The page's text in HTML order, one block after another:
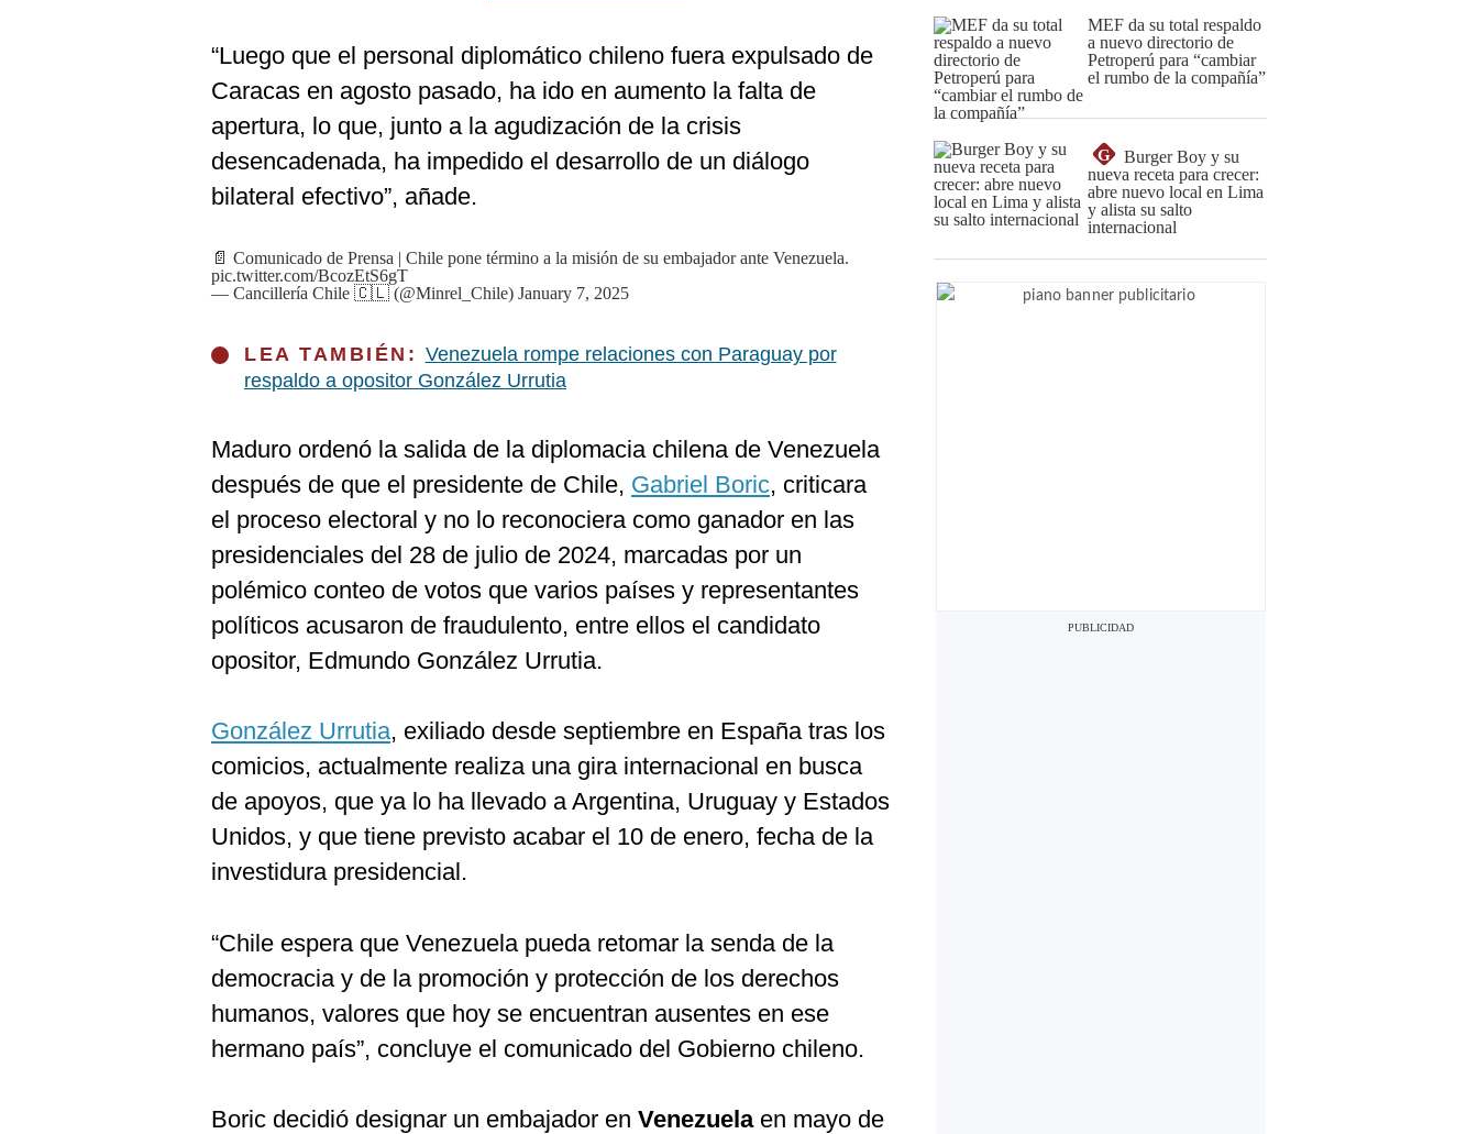
“Luego que el personal diplomático chileno fuera expulsado de
Caracas en agosto pasado, ha ido en aumento la falta de
apertura, lo que, junto a la agudización de la crisis
desencadenada, ha impedido el desarrollo de un diálogo
bilateral efectivo”, añade.
📄 Comunicado de Prensa | Chile pone término a la misión de su embajador ante Venezuela.
pic.twitter.com/BcozEtS6gT
— Cancillería Chile 🇨🇱 (@Minrel_Chile) January 7, 2025
LEA TAMBIÉN: Venezuela rompe relaciones con Paraguay por
respaldo a opositor González Urrutia
Maduro ordenó la salida de la diplomacia chilena de Venezuela
después de que el presidente de Chile, Gabriel Boric, criticara
el proceso electoral y no lo reconociera como ganador en las
presidenciales del 28 de julio de 2024, marcadas por un
polémico conteo de votos que varios países y representantes
políticos acusaron de fraudulento, entre ellos el candidato
opositor, Edmundo González Urrutia.
González Urrutia, exiliado desde septiembre en España tras los
comicios, actualmente realiza una gira internacional en busca
de apoyos, que ya lo ha llevado a Argentina, Uruguay y Estados
Unidos, y que tiene previsto acabar el 10 de enero, fecha de la
investidura presidencial.
“Chile espera que Venezuela pueda retomar la senda de la
democracia y de la promoción y protección de los derechos
humanos, valores que hoy se encuentran ausentes en ese
hermano país”, concluye el comunicado del Gobierno chileno.
Boric decidió designar un embajador en Venezuela en mayo de
MEF da su total respaldo
a nuevo directorio de
Petroperú para “cambiar
el rumbo de la compañía”
G
Burger Boy y su
nueva receta para crecer:
abre nuevo local en Lima
y alista su salto
internacional